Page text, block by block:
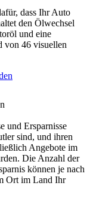
dass Ihr Auto
den Ölwechsel
und eine
von 46 visuellen
und Ersparnisse
sind, und ihren
Angebote im
Die Anzahl der
können je nach
Ort im Land Ihr